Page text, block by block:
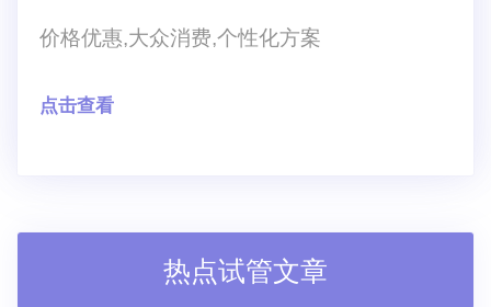
价格优惠,大众消费,个性化方案
点击查看
热点试管文章